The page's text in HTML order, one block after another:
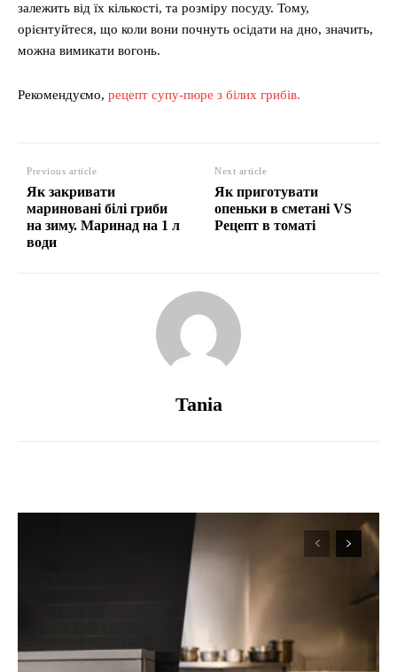
залежить від їх кількості, та розміру посуду. Тому,
орієнтуйтеся, що коли вони почнуть осідати на дно, значить,
можна вимикати вогонь.
Рекомендуємо, рецепт супу-пюре з білих грибів.
Previous article
Як закривати
мариновані білі гриби
на зиму. Маринад на 1 л
води
Next article
Як приготувати
опеньки в сметані VS
Рецепт в томаті
Tania